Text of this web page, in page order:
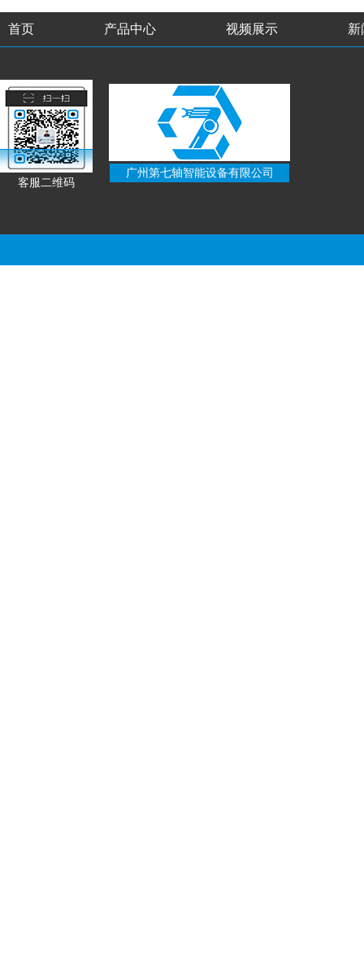
首页 产品中心 视频展示 新
客服二维码
广州第七轴智能设备有限公司